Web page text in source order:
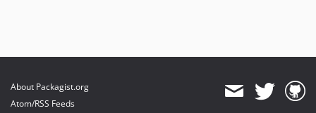
About Packagist.org
Atom/RSS Feeds